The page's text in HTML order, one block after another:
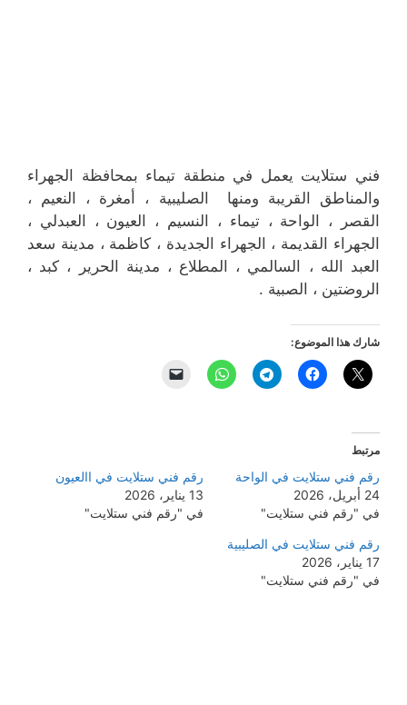
فني ستلايت يعمل في منطقة تيماء بمحافظة الجهراء
والمناطق القريبة ومنها الصليبية ، أمغرة ، النعيم ،
القصر ، الواحة ، تيماء ، النسيم ، العيون ، العبدلي ،
الجهراء القديمة ، الجهراء الجديدة ، كاظمة ، مدينة سعد
العبد الله ، السالمي ، المطلاع ، مدينة الحرير ، كبد ،
الروضتين ، الصبية .
شارك هذا الموضوع:
مرتبط
رقم فني ستلايت في الواحة
24 أبريل، 2026
في "رقم فني ستلايت"
رقم فني ستلايت في االعيون
13 يناير، 2026
في "رقم فني ستلايت"
رقم فني ستلايت في الصليبية
17 يناير، 2026
في "رقم فني ستلايت"